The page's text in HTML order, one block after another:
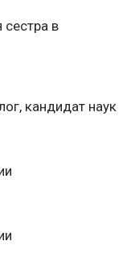
сестра в
кандидат наук